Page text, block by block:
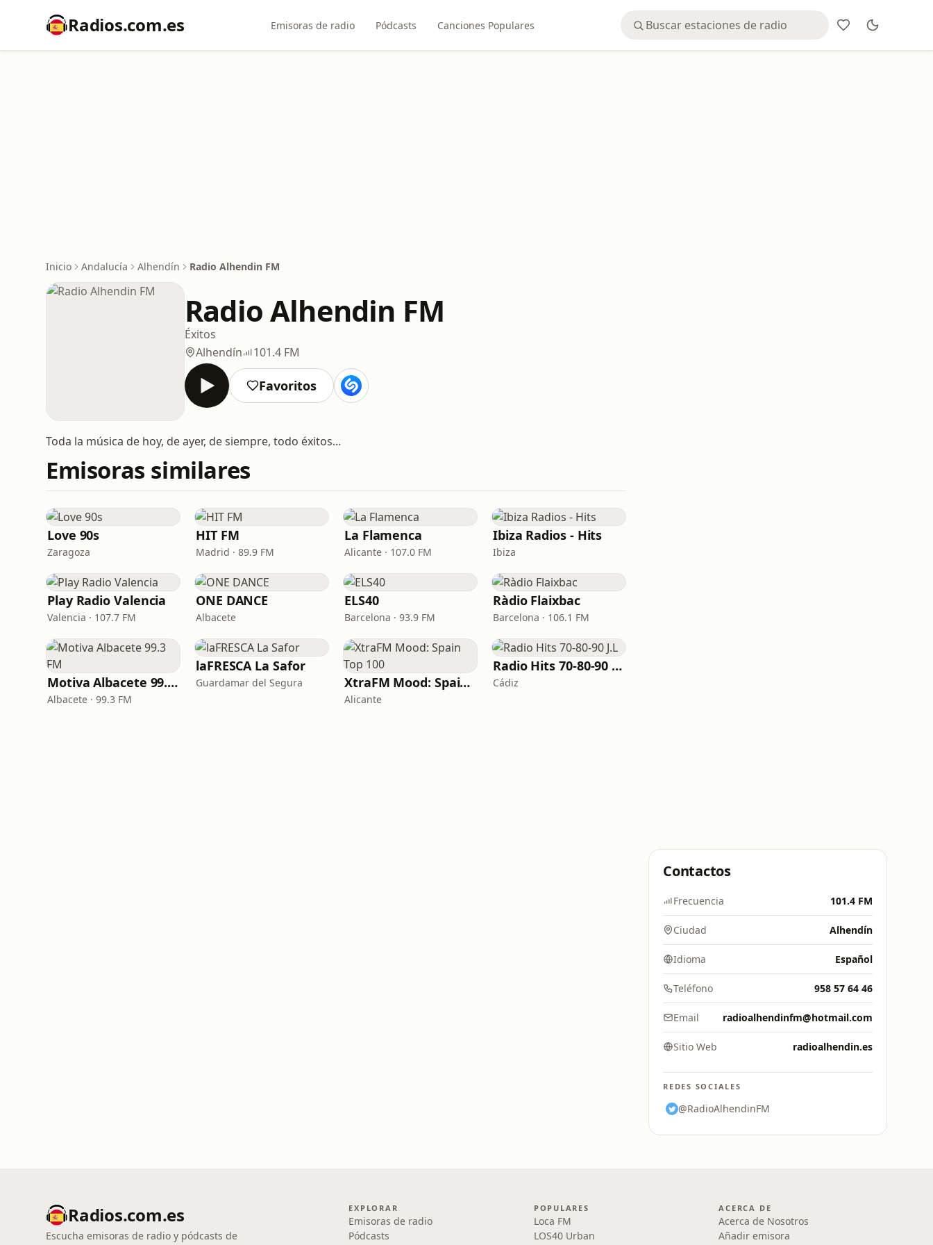
Radios.com.es Emisoras de radio Pódcasts Canciones Populares
Inicio Andalucía Alhendín Radio Alhendin FM
Radio Alhendin FM
Éxitos
Alhendín
101.4 FM
Favoritos
Toda la música de hoy, de ayer, de siempre, todo éxitos...
Emisoras similares
Love 90s
Zaragoza
HIT FM
Madrid · 89.9 FM
La Flamenca
Alicante · 107.0 FM
Ibiza Radios - Hits
Ibiza
Play Radio Valencia
Valencia · 107.7 FM
ONE DANCE
Albacete
ELS40
Barcelona · 93.9 FM
Ràdio Flaixbac
Barcelona · 106.1 FM
Motiva Albacete 99.3 FM
Albacete · 99.3 FM
laFRESCA La Safor
Guardamar del Segura XtraFM Mood: Spain Top 100
Alicante
Radio Hits 70-80-90 J.L
Cádiz
Contactos
Frecuencia 101.4 FM
Ciudad Alhendín
Idioma Español
Teléfono 958 57 64 46
Email radioalhendinfm@hotmail.com
Sitio Web radioalhendin.es
REDES SOCIALES
@RadioAlhendinFM
Radios.com.es
Escucha emisoras de radio y pódcasts de
EXPLORAR
Emisoras de radio
Pódcasts
POPULARES
Loca FM
LOS40 Urban
ACERCA DE
Acerca de Nosotros
Añadir emisora